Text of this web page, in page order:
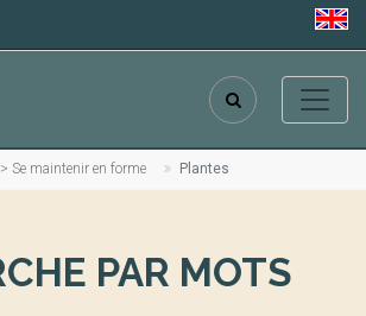
Se maintenir en forme Plantes
PAR MOTS